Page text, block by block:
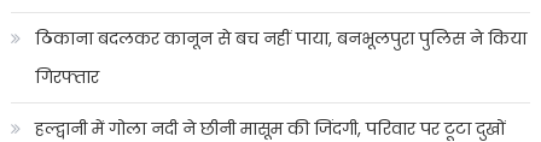
ठिकाना बदलकर कानून से बच नहीं पाया, बनभूलपुरा पुलिस ने किया
गिरफ्तार
हल्द्वानी में गोला नदी ने छीनी मासूम की जिंदगी, परिवार पर टूटा दुखों